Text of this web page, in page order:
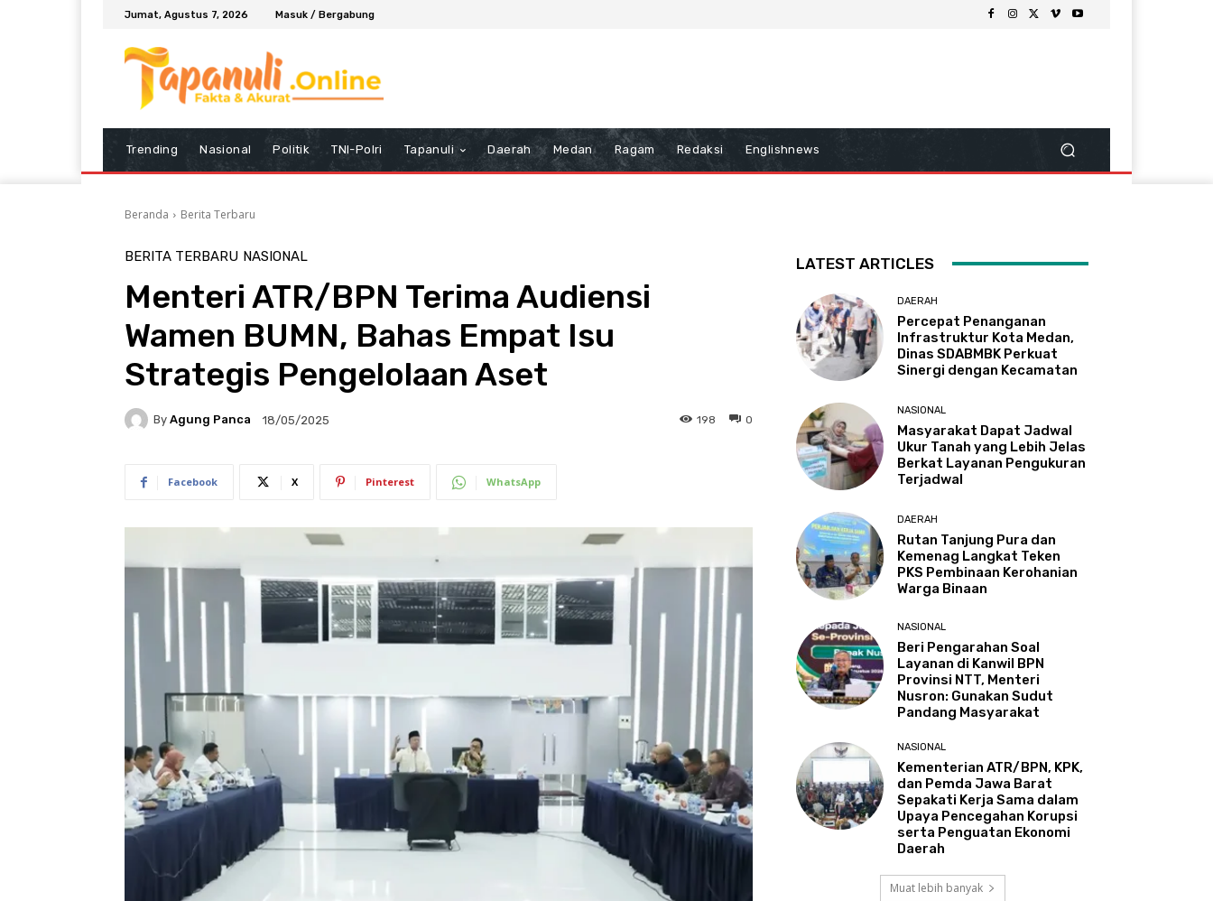
Jumat, Agustus 7, 2026 Masuk / Bergabung
Trending Nasional Politik TNI-Polri Tapanuli Daerah Medan Ragam Redaksi Englishnews
Beranda Berita Terbaru
BERITA TERBARU NASIONAL
Menteri ATR/BPN Terima Audiensi
Wamen BUMN, Bahas Empat Isu
Strategis Pengelolaan Aset
By Agung Panca 18/05/2025 0
198
Facebook X Pinterest WhatsApp
LATEST ARTICLES
DAERAH
Percepat Penanganan
Infrastruktur Kota Medan,
Dinas SDABMBK Perkuat
Sinergi dengan Kecamatan
NASIONAL
Masyarakat Dapat Jadwal
Ukur Tanah yang Lebih Jelas
Berkat Layanan Pengukuran
Terjadwal
DAERAH
Rutan Tanjung Pura dan
Kemenag Langkat Teken
PKS Pembinaan Kerohanian
Warga Binaan
NASIONAL
Beri Pengarahan Soal
Layanan di Kanwil BPN
Provinsi NTT, Menteri
Nusron: Gunakan Sudut
Pandang Masyarakat
NASIONAL
Kementerian ATR/BPN, KPK,
dan Pemda Jawa Barat
Sepakati Kerja Sama dalam
Upaya Pencegahan Korupsi
serta Penguatan Ekonomi
Daerah
Muat lebih banyak